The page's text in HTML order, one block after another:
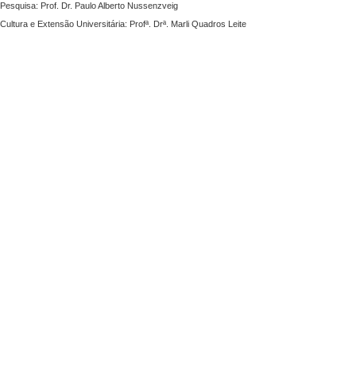
Pesquisa: Prof. Dr. Paulo Alberto Nussenzveig
Cultura e Extensão Universitária: Profª. Drª. Marli Quadros Leite